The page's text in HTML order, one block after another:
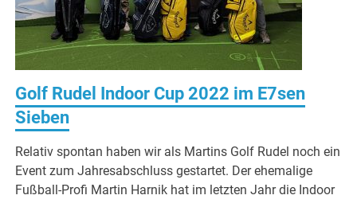
Golf Rudel Indoor Cup 2022 im E7sen
Sieben
Relativ spontan haben wir als Martins Golf Rudel noch ein
Event zum Jahresabschluss gestartet. Der ehemalige
Fußball-Profi Martin Harnik hat im letzten Jahr die Indoor